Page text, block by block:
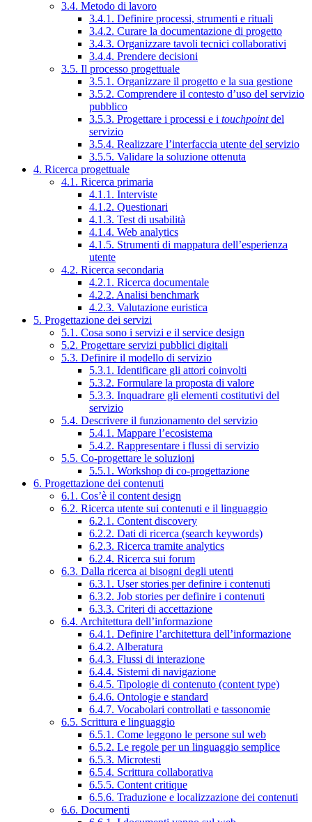
3.4. Metodo di lavoro
3.4.1. Definire processi, strumenti e rituali
3.4.2. Curare la documentazione di progetto
3.4.3. Organizzare tavoli tecnici collaborativi
3.4.4. Prendere decisioni
3.5. Il processo progettuale
3.5.1. Organizzare il progetto e la sua gestione
3.5.2. Comprendere il contesto d’uso del servizio
pubblico
3.5.3. Progettare i processi e i touchpointdel
servizio
3.5.4. Realizzare l’interfaccia utente del servizio
3.5.5. Validare la soluzione ottenuta
4. Ricerca progettuale
4.1. Ricerca primaria
4.1.1. Interviste
4.1.2. Questionari
4.1.3. Test di usabilità
4.1.4. Web analytics
4.1.5. Strumenti di mappatura dell’esperienza
utente
4.2. Ricerca secondaria
4.2.1. Ricerca documentale
4.2.2. Analisi benchmark
4.2.3. Valutazione euristica
5. Progettazione dei servizi
5.1. Cosa sono i servizi e il service design
5.2. Progettare servizi pubblici digitali
5.3. Definire il modello di servizio
5.3.1. Identificare gli attori coinvolti
5.3.2. Formulare la proposta di valore
5.3.3. Inquadrare gli elementi costitutivi del
servizio
5.4. Descrivere il funzionamento del servizio
5.4.1. Mappare l’ecosistema
5.4.2. Rappresentare i flussi di servizio
5.5. Co-progettare le soluzioni
5.5.1. Workshop di co-progettazione
6. Progettazione dei contenuti
6.1. Cos’è il content design
6.2. Ricerca utente sui contenuti e il linguaggio
6.2.1. Content discovery
6.2.2. Dati di ricerca (search keywords)
6.2.3. Ricerca tramite analytics
6.2.4. Ricerca sui forum
6.3. Dalla ricerca ai bisogni degli utenti
6.3.1. User stories per definire i contenuti
6.3.2. Job stories per definire i contenuti
6.3.3. Criteri di accettazione
6.4. Architettura dell’informazione
6.4.1. Definire l’architettura dell’informazione
6.4.2. Alberatura
6.4.3. Flussi di interazione
6.4.4. Sistemi di navigazione
6.4.5. Tipologie di contenuto (content type)
6.4.6. Ontologie e standard
6.4.7. Vocabolari controllati e tassonomie
6.5. Scrittura e linguaggio
6.5.1. Come leggono le persone sul web
6.5.2. Le regole per un linguaggio semplice
6.5.3. Microtesti
6.5.4. Scrittura collaborativa
6.5.5. Content critique
6.5.6. Traduzione e localizzazione dei contenuti
6.6. Documenti